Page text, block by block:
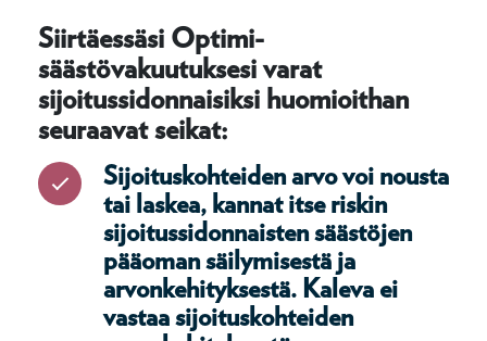
Siirtäessäsi Optimi-
säästövakuutuksesi varat
sijoitussidonnaisiksi huomioithan
seuraavat seikat:
Sijoituskohteiden arvo voi nousta
tai laskea, kannat itse riskin
sijoitussidonnaisten säästöjen
pääoman säilymisestä ja
arvonkehityksestä. Kaleva ei
vastaa sijoituskohteiden